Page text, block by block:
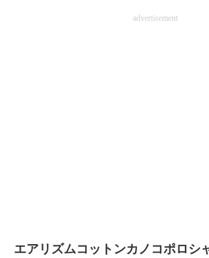
advertisement
エアリズムコットンカノコポロシ